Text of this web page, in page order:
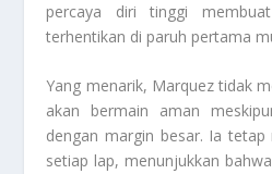
percaya diri tinggi
terhentikan di paruh pertama
Yang menarik, Marquez tidak
akan bermain aman
dengan margin besar. Ia
setiap lap, menunjukkan